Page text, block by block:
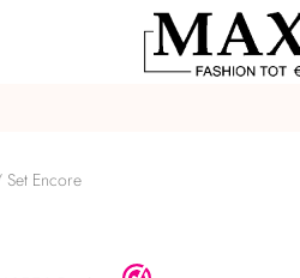
Set Encore